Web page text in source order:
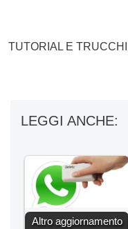
TUTORIAL E TRUCCHI
LEGGI ANCHE:
Altro aggiornamento